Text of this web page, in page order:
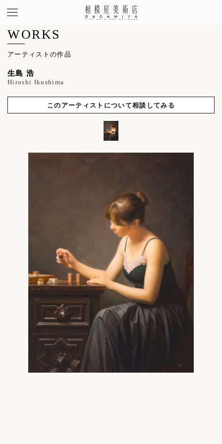
WORKS
アーティストの作品
生島 浩
Hiroshi Ikushima
このアーティストについて相談してみる